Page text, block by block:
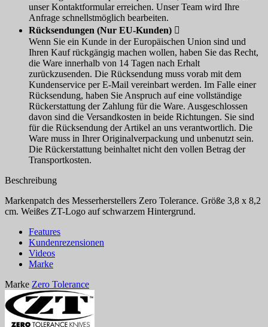
unser Kontaktformular erreichen. Unser Team wird Ihre
Anfrage schnellstmöglich bearbeiten.
Rücksendungen (Nur EU-Kunden) 
Wenn Sie ein Kunde in der Europäischen Union sind und
Ihren Kauf rückgängig machen wollen, haben Sie das Recht,
die Ware innerhalb von 14 Tagen nach Erhalt
zurückzusenden. Die Rücksendung muss vorab mit dem
Kundenservice per E-Mail vereinbart werden. Im Falle einer
Rücksendung, haben Sie Anspruch auf eine vollständige
Rückerstattung der Zahlung für die Ware. Ausgeschlossen
davon sind die Versandkosten in beide Richtungen. Sie sind
für die Rücksendung der Artikel an uns verantwortlich. Die
Ware muss in Ihrer Originalverpackung und unbenutzt sein.
Die Rückerstattung beinhaltet nicht den vollen Betrag der
Transportkosten.
Beschreibung
Markenpatch des Messerherstellers Zero Tolerance. Größe 3,8 x 8,2
cm. Weißes ZT-Logo auf schwarzem Hintergrund.
Features
Kundenrezensionen
Videos
Marke
Marke Zero Tolerance